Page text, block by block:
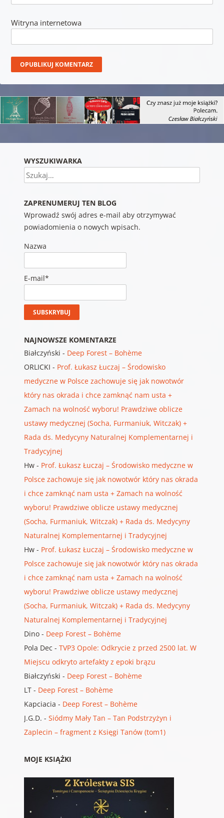
Witryna internetowa
WYSZUKIWARKA
Szukaj
ZAPRENUMERUJ TEN BLOG
Wprowadź swój adres e-mail aby otrzymywać
powiadomienia o nowych wpisach.
Nazwa
E-mail*
NAJNOWSZE KOMENTARZE
Białczyński - Deep Forest – Bohème
ORLICKI - Prof. Łukasz Łuczaj – Środowisko
medyczne w Polsce zachowuje się jak nowotwór
który nas okrada i chce zamknąć nam usta +
Zamach na wolność wyboru! Prawdziwe oblicze
ustawy medycznej (Socha, Furmaniuk, Witczak) +
Rada ds. Medycyny Naturalnej Komplementarnej i
Tradycyjnej
Hw- Prof. Łukasz Łuczaj – Środowisko medyczne w
Polsce zachowuje się jak nowotwór który nas okrada
i chce zamknąć nam usta + Zamach na wolność
wyboru! Prawdziwe oblicze ustawy medycznej
(Socha, Furmaniuk, Witczak) + Rada ds. Medycyny
Naturalnej Komplementarnej i Tradycyjnej
Hw- Prof. Łukasz Łuczaj – Środowisko medyczne w
Polsce zachowuje się jak nowotwór który nas okrada
i chce zamknąć nam usta + Zamach na wolność
wyboru! Prawdziwe oblicze ustawy medycznej
(Socha, Furmaniuk, Witczak) + Rada ds. Medycyny
Naturalnej Komplementarnej i Tradycyjnej
Dino- Deep Forest – Bohème
Pola Dec - TVP3 Opole: Odkrycie z przed 2500 lat. W
Miejscu odkryto artefakty z epoki brązu
Białczyński - Deep Forest – Bohème
LT- Deep Forest – Bohème
Kapciacia - Deep Forest – Bohème
J.G.D. - Siódmy Mały Tan – Tan Podstrzyżyn i
Zaplecin – fragment z Księgi Tanów (tom1)
MOJE KSIĄŻKI